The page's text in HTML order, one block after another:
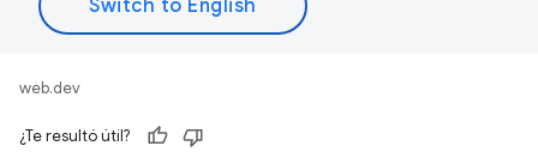
web.dev
¿Te resultó útil?